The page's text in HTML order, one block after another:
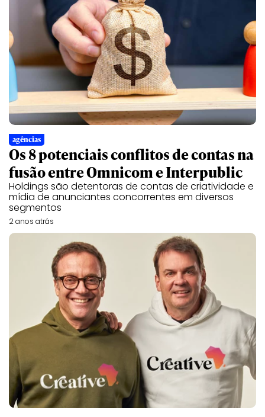
agências
Os 8 potenciais conflitos de contas na
fusão entre Omnicom e Interpublic
Holdings são detentoras de contas de criatividade e
mídia de anunciantes concorrentes em diversos
segmentos
2 anos atrás